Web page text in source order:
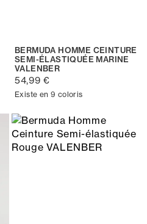
BERMUDA HOMME CEINTURE
SEMI-ÉLASTIQUÉE MARINE
VALENBER
54,99 €
Existe en 9 coloris